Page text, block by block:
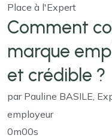
Place à l'Expert
Comment
marque
et crédible ?
par Pauline BASILE,
employeur
0m00s